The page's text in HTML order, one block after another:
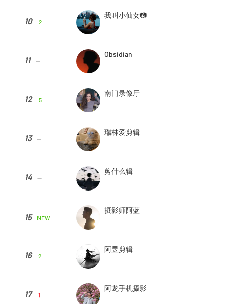
10 2
我叫小仙女📷
11 --
Obsidian
12 5
南门录像厅
13 --
瑞林爱剪辑
14 --
剪什么辑
15 NEW
摄影师阿蓝
16 2
阿昱剪辑
17 1
阿龙手机摄影